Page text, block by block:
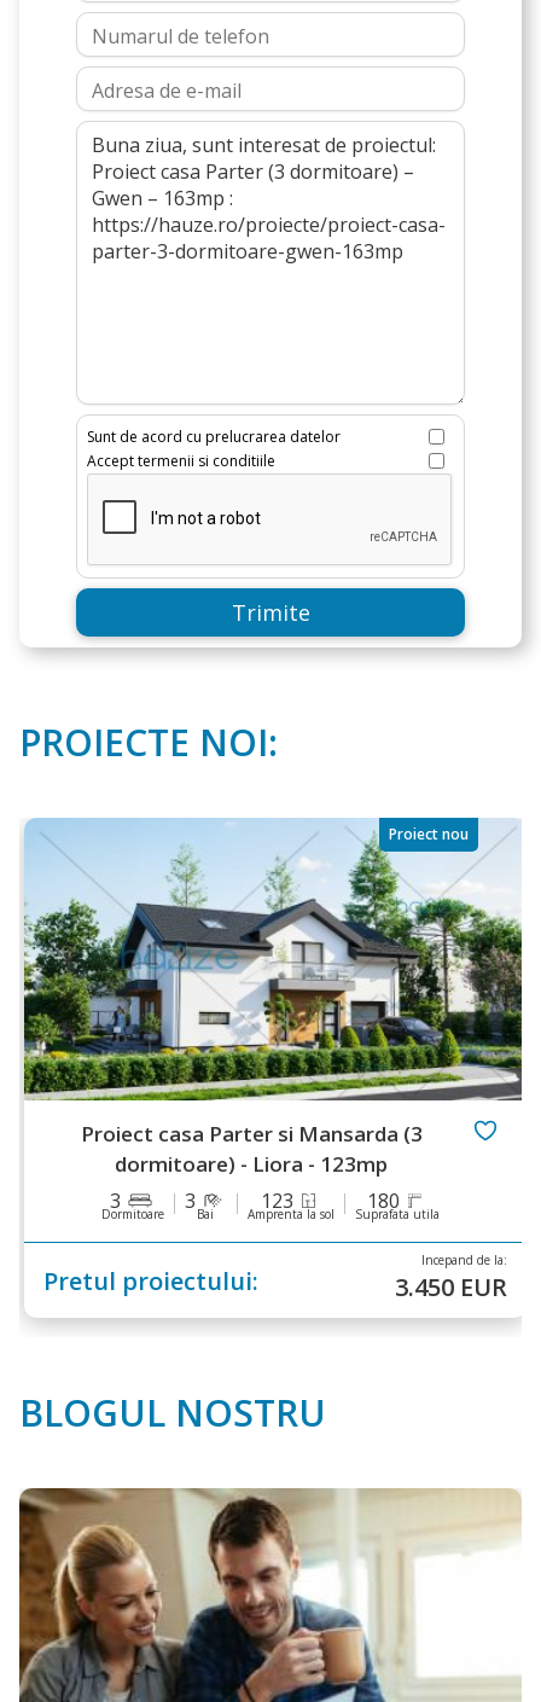
exterioare si interioare realizate, incluzand si
obiectele sanitare.
Sunt de acord cu prelucrarea datelor
Accept termenii si conditiile
Trimite
PROIECTE NOI:
casa Parter si Mansarda (3
- Liora - 123mp
123
Amprenta la sol
180
Suprafata utila
Proiect nou
BLOGUL NOSTRU